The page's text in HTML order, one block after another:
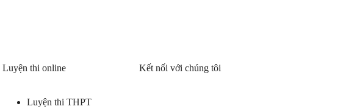
Luyện thi online
Luyện thi THPT
Kết nối với chúng tôi